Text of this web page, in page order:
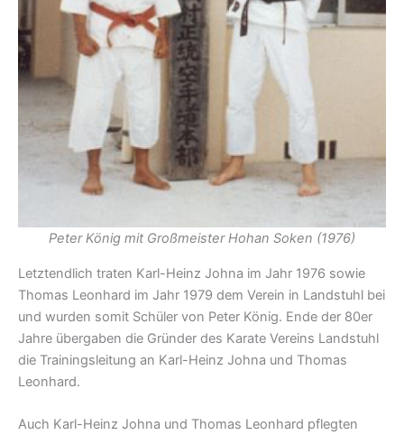
Peter König mit Großmeister Hohan Soken (1976)
Letztendlich traten Karl-Heinz Johna im Jahr 1976 sowie
Thomas Leonhard im Jahr 1979 dem Verein in Landstuhl bei
und wurden somit Schüler von Peter König. Ende der 80er
Jahre übergaben die Gründer des Karate Vereins Landstuhl
die Trainingsleitung an Karl-Heinz Johna und Thomas
Leonhard.
Auch Karl-Heinz Johna und Thomas Leonhard pflegten